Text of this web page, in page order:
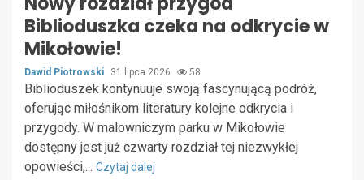
Biblioduszka czeka na odkrycie w
Mikołowie!
Dawid Piotrowski 31 lipca 2026 58
Biblioduszek kontynuuje swoją fascynującą podróż,
oferując miłośnikom literatury kolejne odkrycia i
przygody. W malowniczym parku w Mikołowie
dostępny jest już czwarty rozdział tej niezwykłej
opowieści,... Czytaj dalej